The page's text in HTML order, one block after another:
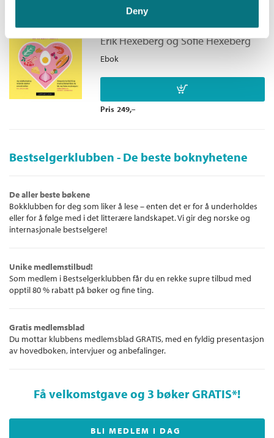
Deny
- Matintoleranse og irritabel tarm
- Cøliaki
- Crohns sykdom
- Ulcerøs kolitt
Er vi blitt lurt?
Erik HexebergogSofie Hexeberg
Ebok
Pris 249,–
Bestselgerklubben - De beste boknyhetene
De aller beste bøkene
Bokklubben for deg som liker å lese – enten det er for å underholdes
eller for å følge med i det litterære landskapet. Vi gir deg norske og
internasjonale bestselgere!
Unike medlemstilbud!
Som medlem i Bestselgerklubben får du en rekke supre tilbud med
opptil 80 % rabatt på bøker og fine ting.
Gratis medlemsblad
Du mottar klubbens medlemsblad GRATIS, med en fyldig presentasjon
av hovedboken, intervjuer og anbefalinger.
Få velkomstgave og 3 bøker GRATIS*!
BLI MEDLEM I DAG